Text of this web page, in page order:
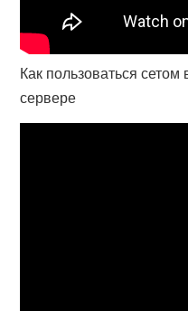
Как пользоваться
сервере